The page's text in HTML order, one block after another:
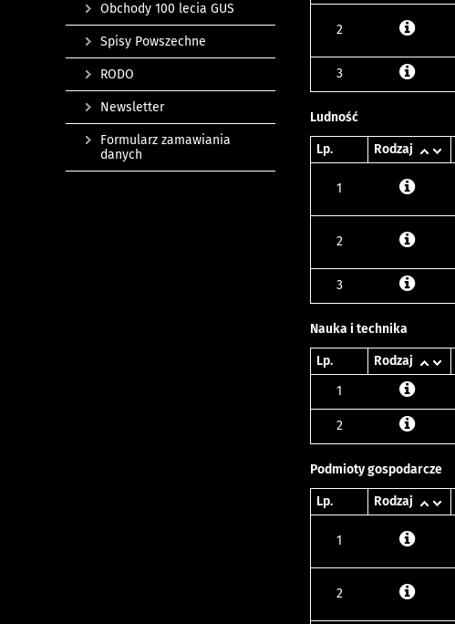
2
3
Ludność
Lp. Rodzaj
1
2
3
Nauka i technika
Lp. Rodzaj
1
2
Podmioty gospodarcze
Lp. Rodzaj
1
2
Obchody 100 lecia GUS
Spisy Powszechne
RODO
Newsletter
Formularz zamawiania
danych